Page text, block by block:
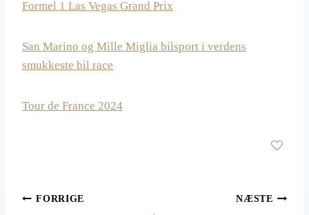
Formel 1 Las Vegas Grand Prix
San Marino og Mille Miglia bilsport i verdens
smukkeste bil race
Tour de France 2024
Indlægsnavigation
FORRIGE NÆSTE